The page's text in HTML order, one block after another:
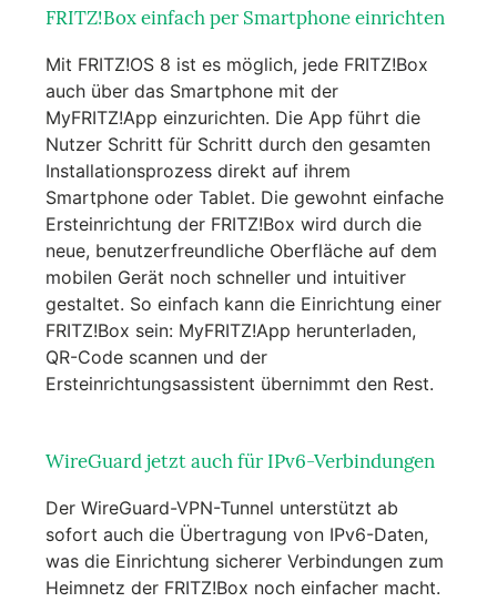
FRITZ!Box einfach per Smartphone einrichten
Mit FRITZ!OS 8 ist es möglich, jede FRITZ!Box
auch über das Smartphone mit der
MyFRITZ!App einzurichten. Die App führt die
Nutzer Schritt für Schritt durch den gesamten
Installationsprozess direkt auf ihrem
Smartphone oder Tablet. Die gewohnt einfache
Ersteinrichtung der FRITZ!Box wird durch die
neue, benutzerfreundliche Oberfläche auf dem
mobilen Gerät noch schneller und intuitiver
gestaltet. So einfach kann die Einrichtung einer
FRITZ!Box sein: MyFRITZ!App herunterladen,
QR-Code scannen und der
Ersteinrichtungsassistent übernimmt den Rest.
WireGuard jetzt auch für IPv6-Verbindungen
Der WireGuard-VPN-Tunnel unterstützt ab
sofort auch die Übertragung von IPv6-Daten,
was die Einrichtung sicherer Verbindungen zum
Heimnetz der FRITZ!Box noch einfacher macht.